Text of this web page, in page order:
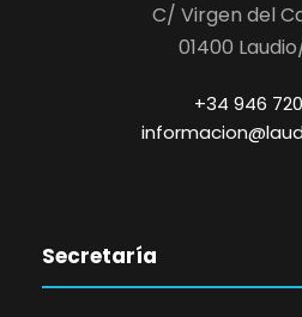
C/ Virgen del
01400
+34 946
Secretaría